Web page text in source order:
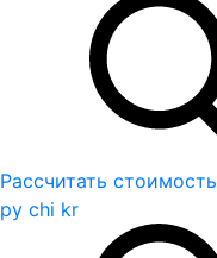
Рассчитать стоимость
ру chi kr